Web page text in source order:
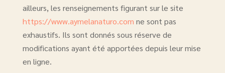
ailleurs, les renseignements figurant sur le site
https://www.aymelanaturo.com ne sont pas
exhaustifs. Ils sont donnés sous réserve de
modifications ayant été apportées depuis leur mise
en ligne.